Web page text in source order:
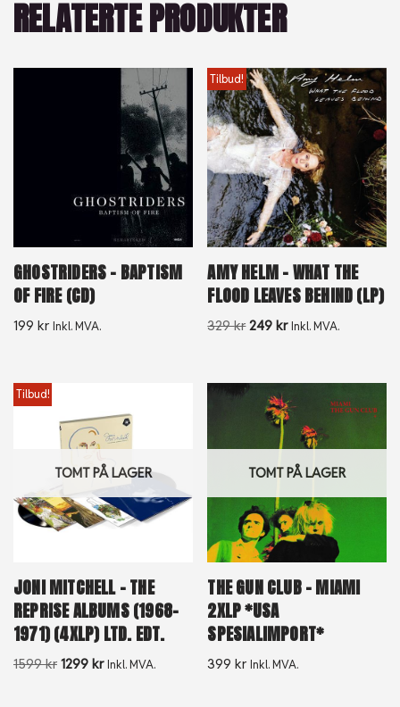
RELATERTE PRODUKTER
GHOSTRIDERS – BAPTISM
OF FIRE (CD)
199 kr Inkl. MVA.
Tilbud!
AMY HELM – WHAT THE
FLOOD LEAVES BEHIND (LP)
329kr 249kr Inkl. MVA.
TOMT PÅ LAGER
Tilbud!
JONI MITCHELL – THE
REPRISE ALBUMS (1968-
1971) (4XLP) LTD. EDT.
1599kr 1299 kr Inkl. MVA.
TOMT PÅ LAGER
THE GUN CLUB – MIAMI
2XLP *USA
SPESIALIMPORT*
399kr Inkl. MVA.